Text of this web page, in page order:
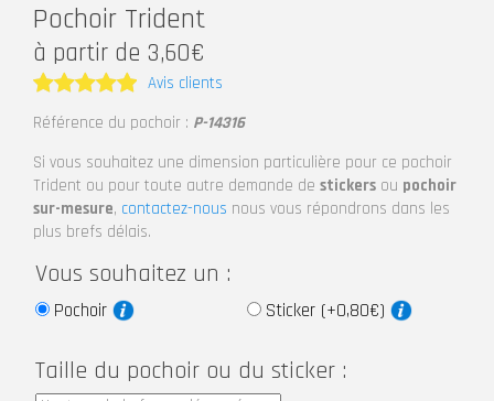
Pochoir Trident
à partir de 3,60€
Note5
Avis clients
Référence du pochoir : P-14316
Si vous souhaitez une dimension particulière pour ce pochoir
Trident ou pour toute autre demande de stickers ou pochoir
sur-mesure, contactez-nous nous vous répondrons dans les
plus brefs délais.
Vous souhaitez un :
Pochoir Sticker (+0,80€)
Taille du pochoir ou du sticker :